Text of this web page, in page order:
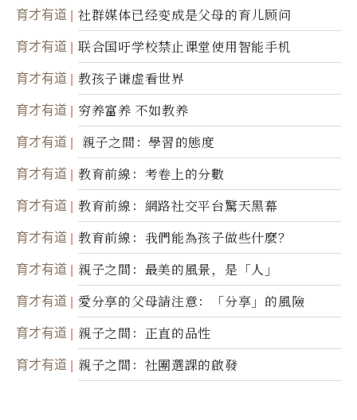
育才有道 社群媒体已经变成是父母的育儿顾问
育才有道 联合国吁学校禁止课堂使用智能手机
育才有道 教孩子谦虚看世界
育才有道 穷养富养 不如教养
育才有道 親子之間：學習的態度
育才有道 教育前線：考卷上的分數
育才有道 教育前線：網路社交平台驚天黑幕
育才有道 教育前線：我們能為孩子做些什麼？
育才有道 親子之間：最美的風景，是「人」
育才有道 愛分享的父母請注意：「分享」的風險
育才有道 親子之間：正直的品性
育才有道 親子之間：社團選課的啟發